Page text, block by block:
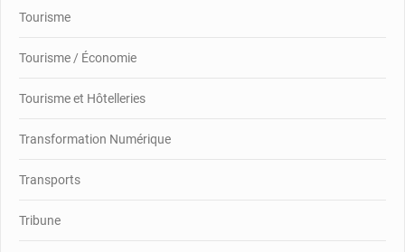
Tourisme
Tourisme / Économie
Tourisme et Hôtelleries
Transformation Numérique
Transports
Tribune